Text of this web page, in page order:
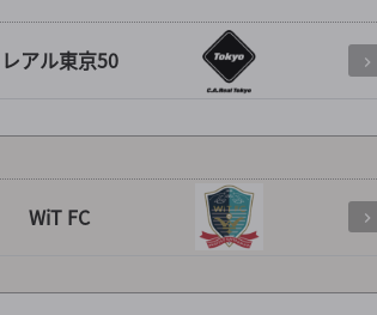
レアル東京50
WiT FC